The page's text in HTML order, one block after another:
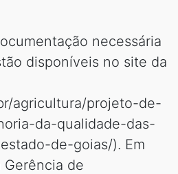
necessária
disponíveis no site da
agricultura/projeto-de-
da-qualidade-das-
de-goias/). Em
Gerência de